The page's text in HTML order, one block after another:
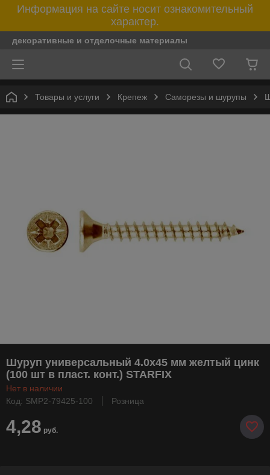
Информация на сайте носит ознакомительный
характер.
декоративные и отделочные материалы
Товары и услуги Крепеж Саморезы и шурупы
Шуруп универсальный 4.0х45 мм желтый цинк
(100 шт в пласт. конт.) STARFIX
Нет в наличии
Код: SMP2-79425-100
Розница
4,28 руб.